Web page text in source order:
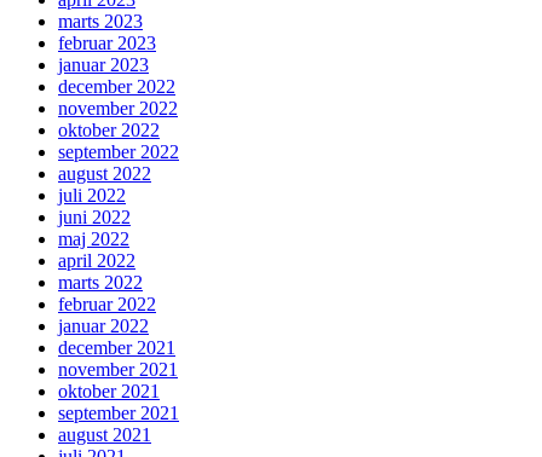
marts 2023
februar 2023
januar 2023
december 2022
november 2022
oktober 2022
september 2022
august 2022
juli 2022
juni 2022
maj 2022
april 2022
marts 2022
februar 2022
januar 2022
december 2021
november 2021
oktober 2021
september 2021
august 2021